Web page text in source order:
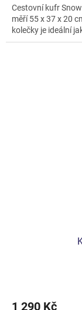
z
5
hvězdiček.
Cestovní kufr
měří 55 x 37 x 20
kolečky je ideální
1 290 Kč